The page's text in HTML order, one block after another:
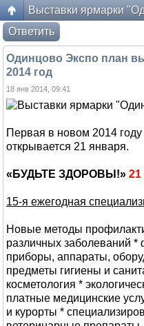
Выставки ярмарки
Форум
Ответить
Одинцово Экспо план
2014 год
18 янв 2014, 09:41
Первая в новом 2014
открывается 21 января.
«БУДЬТЕ ЗДОРОВЫ!» 21
15-я ежегодная
Новые методы
различных заболеваний
приборы, аппараты,
предметы гигиены и
косметология *
платные медицинские
и курорты *